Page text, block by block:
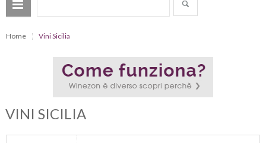
Home Vini Sicilia
VINI SICILIA